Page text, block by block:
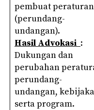
pembuat peraturan
(perundang-
undangan).
Hasil Advokasi :
Dukungan dan
perubahan
perundang-
undangan,
serta program.